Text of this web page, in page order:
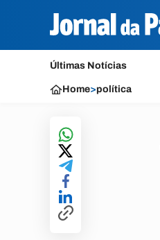
Últimas Notícias
Home>política